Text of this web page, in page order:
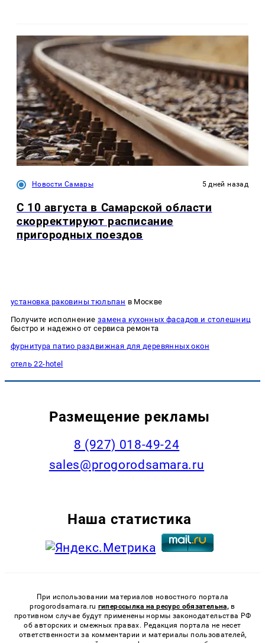
Новости Самары 5 дней назад
С 10 августа в Самарской области
скорректируют расписание
пригородных поездов
установка раковины тюльпан в Москве
Получите исполнение замена кухонных фасадов и столешниц
быстро и надежно от сервиса ремонта
фурнитура патио раздвижная для деревянных окон
отель 22-hotel
Размещение рекламы
8 (927) 018-49-24
sales@progorodsamara.ru
Наша статистика
При использовании материалов новостного портала
progorodsamara.ru гиперссылка на ресурс обязательна, в
противном случае будут применены нормы законодательства РФ
об авторских и смежных правах. Редакция портала не несет
ответственности за комментарии и материалы пользователей,